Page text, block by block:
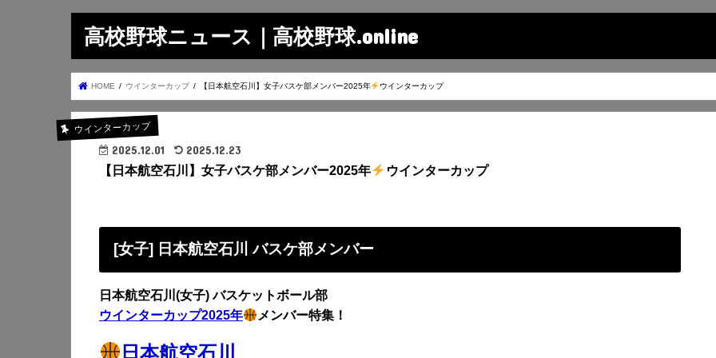
高校野球ニュース｜高校野球.online
HOME ウインターカップ 【日本航空石川】女子バスケ部メンバー2025年 ウインターカップ
ウインターカップ
2025.12.01 2025.12.23
【日本航空石川】女子バスケ部メンバー2025年 ウインターカップ
[女子] 日本航空石川 バスケ部メンバー
日本航空石川(女子) バスケットボール部
ウインターカップ2025年
メンバー特集！
日本航空石川